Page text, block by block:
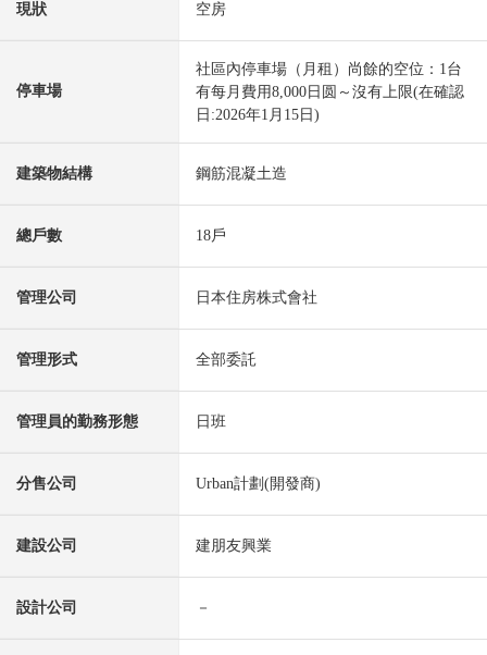
現狀 空房
停車場
社區內停車場（月租）尚餘的空位：1台
有每月費用8,000日圆～沒有上限(在確認
日:2026年1月15日)
建築物結構 鋼筋混凝土造
總戶數 18戶
管理公司 日本住房株式會社
管理形式 全部委託
管理員的勤務形態 日班
分售公司 Urban計劃(開發商)
建設公司 建朋友興業
設計公司 －